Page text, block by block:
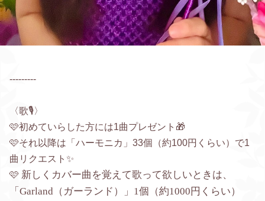
---------
〈歌🎙️〉
🩷初めていらした方には1曲プレゼント🎁
🩷それ以降は「ハーモニカ」33個（約100円くらい）で1
曲リクエスト✨
🩷 新しくカバー曲を覚えて歌って欲しいときは、
「Garland（ガーランド）」1個（約1000円くらい）